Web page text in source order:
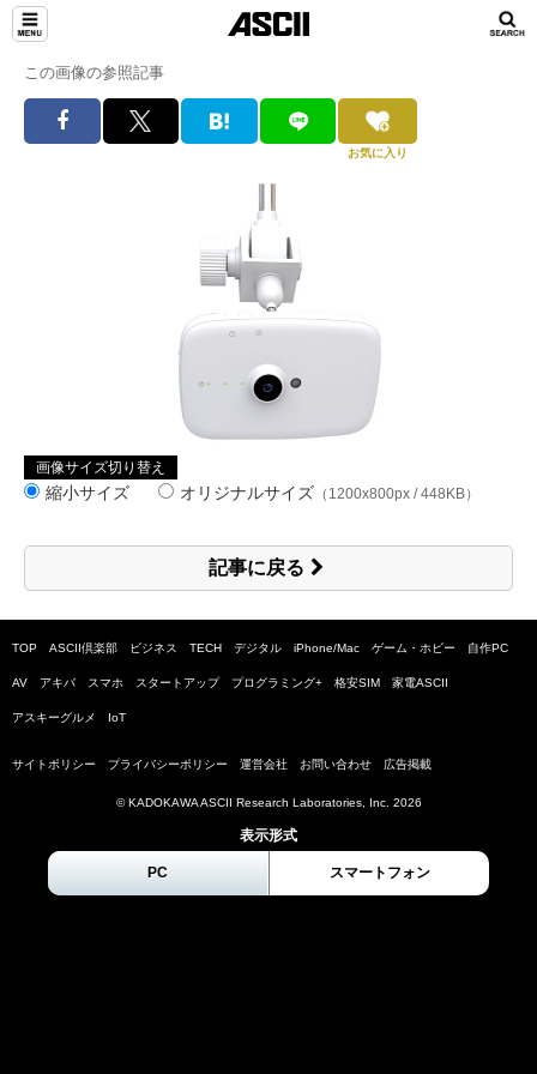
この画像の参照記事
お気に入り
画像サイズ切り替え
縮小サイズ オリジナルサイズ （1200x800px / 448KB）
記事に戻る
TOP ASCII倶楽部 ビジネス TECH デジタル iPhone/Mac ゲーム・ホビー 自作PC
AV アキバ スマホ スタートアップ プログラミング+ 格安SIM 家電ASCII
アスキーグルメ IoT
サイトポリシー プライバシーポリシー 運営会社 お問い合わせ 広告掲載
© KADOKAWA ASCII Research Laboratories, Inc. 2026
表示形式
PC スマートフォン